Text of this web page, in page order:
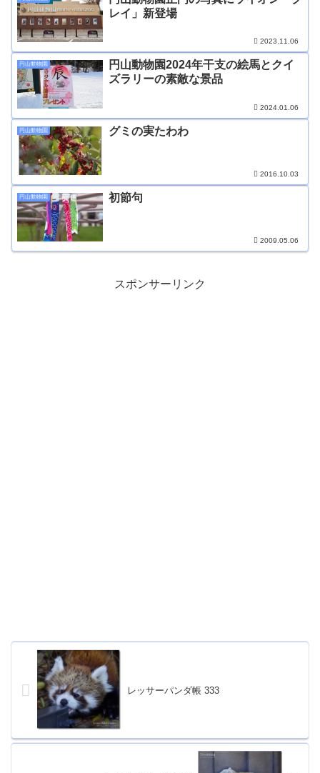
レイ」新登場
2023.11.06
円山動物園
円山動物園2024年干支の絵馬とクイ
ズラリーの素敵な景品
2024.01.06
円山動物園 グミの実たわわ
2016.10.03
円山動物園 初節句
2009.05.06
スポンサーリンク
レッサーパンダ帳 333